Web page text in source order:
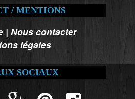
/ MENTIONS
|Nous contacter
légales
SOCIAUX